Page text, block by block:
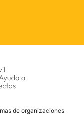
de organizaciones